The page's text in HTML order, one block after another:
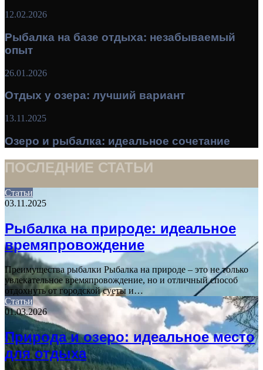
12.02.2026
Рыбалка на базе отдыха: незабываемый
опыт
26.01.2026
Отдых у озера: лучший вариант
13.11.2025
Озеро и рыбалка: идеальное сочетание
ПОСЛЕДНИЕ СТАТЬИ
Статьи
03.11.2025
Рыбалка на природе: идеальное
времяпровождение
Преимущества рыбалки Рыбалка на природе – это не только
увлекательное времяпровождение, но и отличный способ
отдохнуть от городской суеты и…
Статьи
01.03.2026
Природа и озеро: идеальное место
для отдыха